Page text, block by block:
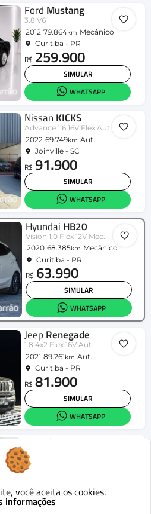
Ford Mustang
3.8 V6
2012 79.864km Mecânico
Curitiba - PR
R$ 259.900
SIMULAR
WHATSAPP
Nissan KICKS
Advance 1.6 16V Flex Aut.
2022 69.749km Aut.
Joinville - SC
R$ 91.900
SIMULAR
WHATSAPP
Hyundai HB20
Vision 1.0 Flex 12V Mec.
2020 68.385km Mecânico
Curitiba - PR
R$ 63.990
SIMULAR
WHATSAPP
Jeep Renegade
1.8 4x2 Flex 16V Aut.
2021 89.261km Aut.
Curitiba - PR
R$ 81.900
SIMULAR
WHATSAPP
HyundaiHR
2.5 TCI Diesel (RS/RD)
2016
R$ 112.900
você aceita os cookies.
informações